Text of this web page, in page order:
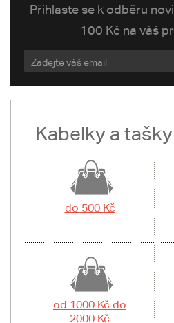
Přihlaste se k odběru
100 Kč na váš
Kabelky a
do 500 Kč
od 1000 Kč do
2000 Kč